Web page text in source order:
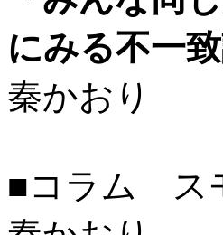
にみる不一
秦かおり
■コラム ス